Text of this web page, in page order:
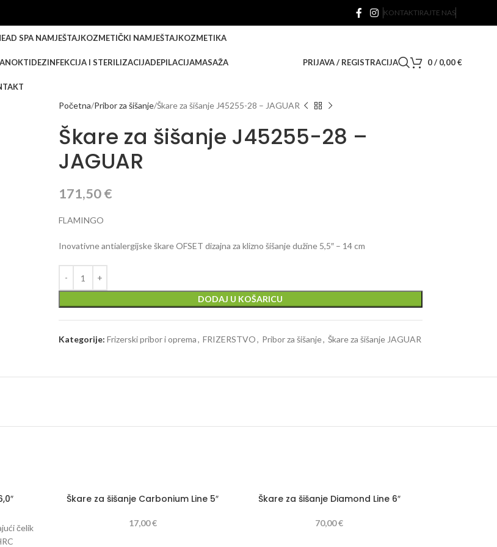
KONTAKTIRAJTE NAS
SPA NAMJEŠTAJKOZMETIČKI NAMJEŠTAJKOZMETIKA
NOKTIDEZINFEKCIJA I STERILIZACIJADEPILACIJAMASAŽA PRIJAVA / REGISTRACIJA 0/ 0,00€
Početna Pribor za šišanje Škare za šišanje J45255-28 – JAGUAR
Škare za šišanje J45255-28 –
JAGUAR
171,50€
FLAMINGO
Inovativne antialergijske škare OFSET dizajna za klizno šišanje dužine 5,5″ – 14 cm
DODAJ U KOŠARICU
Kategorije: Frizerski pribor i oprema, FRIZERSTVO, Pribor za šišanje, Škare za šišanje JAGUAR
čelik
Škare za šišanje Carbonium Line 5″
17,00€
Škare za šišanje Diamond Line 6″
70,00€